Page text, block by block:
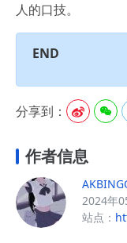
人的口技。
END
分享到：  
作者信息
2024年
站点：